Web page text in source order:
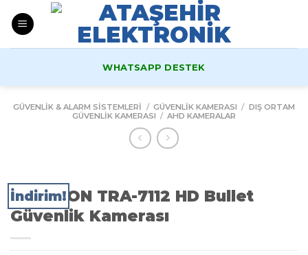
to
WHATSAPP DESTEK
GÜVENLIK & ALARM SISTEMLERI / GÜVENLIK KAMERASI / DIŞ ORTAM
GÜVENLIK KAMERASI / AHD KAMERALAR
İndirim!
NEUTRON TRA-7112 HD Bullet
Güvenlik Kamerası